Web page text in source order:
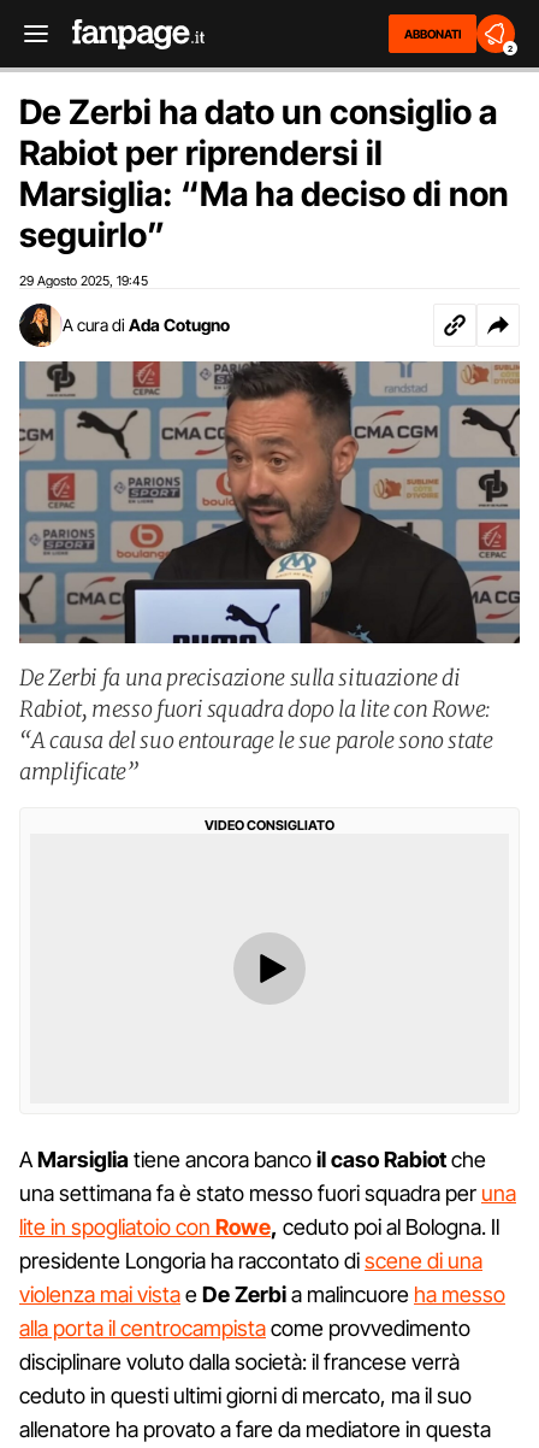
ABBONATI
2
De Zerbi ha dato un consiglio a
Rabiot per riprendersi il
Marsiglia: “Ma ha deciso di non
seguirlo”
29 Agosto 2025 19:45
A cura di Ada Cotugno
De Zerbi fa una precisazione sulla situazione di
Rabiot, messo fuori squadra dopo la lite con Rowe:
“A causa del suo entourage le sue parole sono state
amplificate”
VIDEO CONSIGLIATO
AMarsigliatiene ancora bancoil caso Rabiotche
una settimana fa è stato messo fuori squadra per una
lite in spogliatoio con Rowe, ceduto poi al Bologna. Il
presidente Longoria ha raccontato discene di una
violenza mai vistaeDe Zerbia malincuore ha messo
alla porta il centrocampistacome provvedimento
disciplinare voluto dalla società: il francese verrà
ceduto in questi ultimi giorni di mercato, ma il suo
allenatore ha provato a fare da mediatore in questa